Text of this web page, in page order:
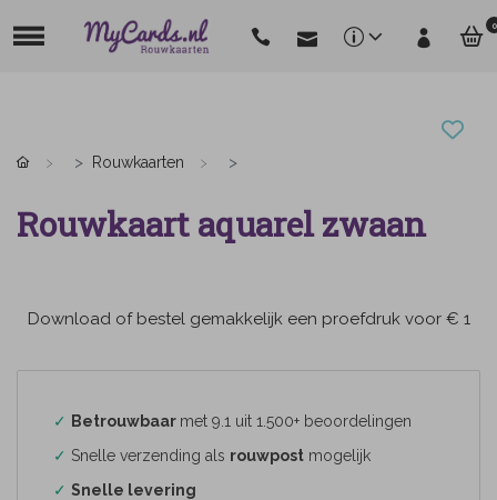
0
Rouwkaarten
Rouwkaart aquarel zwaan
Download of bestel gemakkelijk een proefdruk voor € 1
✓ Betrouwbaar met 9.1 uit 1.500+ beoordelingen
✓ Snelle verzending als rouwpost mogelijk
✓ Snelle levering